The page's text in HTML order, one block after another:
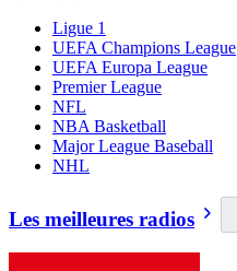
Ligue 1
UEFA Champions League
UEFA Europa League
Premier League
NFL
NBA Basketball
Major League Baseball
NHL
Les meilleures radios